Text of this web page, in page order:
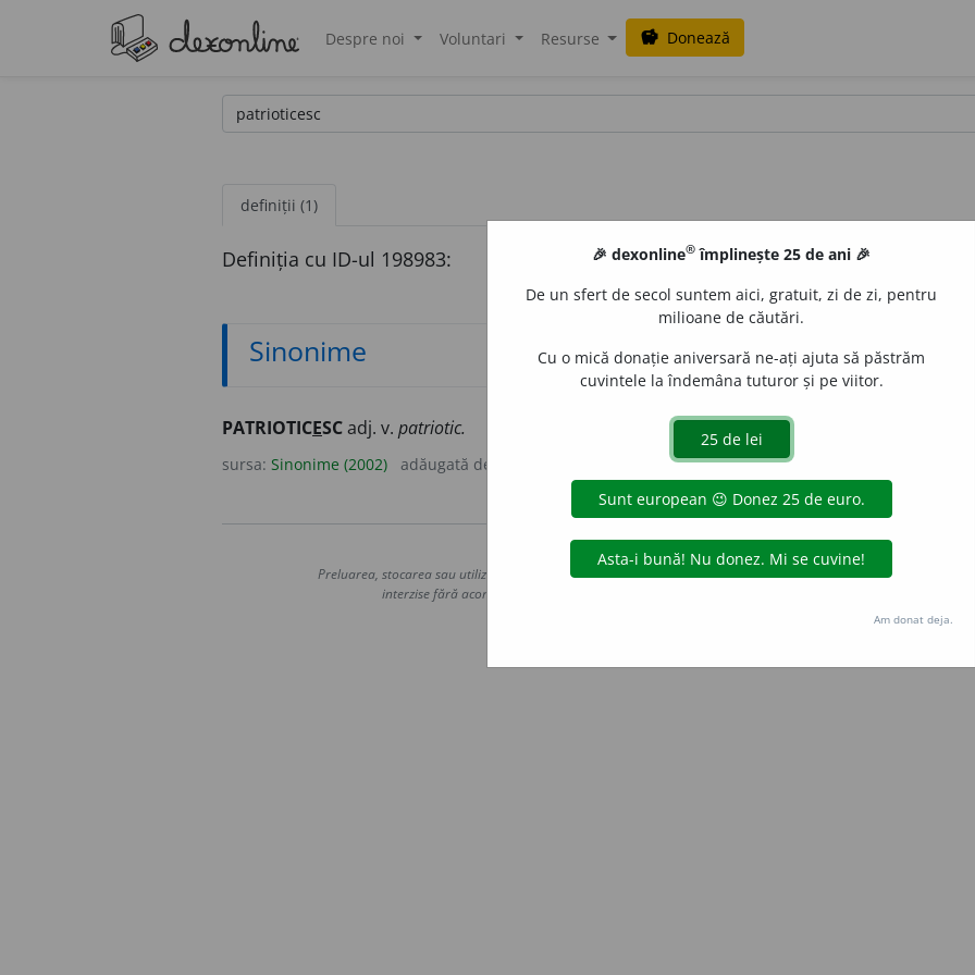
Despre noi Voluntari Resurse savings Donează
definiții (1)
Definiția cu ID-ul 198983:
Sinonime
PATRIOTICESCadj. v. patriotic.
sursa: Sinonime (2002) adăugată de
Copyright © 2004-2026 dexonline (https://dexonline.ro)
Preluarea, stocarea sau utilizarea datelor de pe acest site, inclusiv prin orice metode de extragere automată
interzise fără acordul nostru prealabil scris, cu excepția seturilor de date oferite oficial spre utilizare
Hosterion
🎉 dexonline® împlinește 25 de ani 🎉
De un sfert de secol suntem aici, gratuit, zi de zi, pentru
milioane de căutări.
Cu o mică donație aniversară ne-ați ajuta să păstrăm
cuvintele la îndemâna tuturor și pe viitor.
Am donat deja.